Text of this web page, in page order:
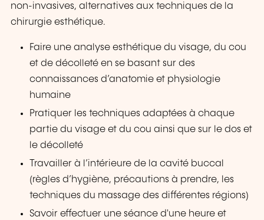
non-invasives, alternatives aux techniques de la
chirurgie esthétique.
Faire une analyse esthétique du visage, du cou
et de décolleté en se basant sur des
connaissances d’anatomie et physiologie
humaine
Pratiquer les techniques adaptées à chaque
partie du visage et du cou ainsi que sur le dos et
le décolleté
Travailler à l’intérieure de la cavité buccal
(règles d’hygiène, précautions à prendre, les
techniques du massage des différentes régions)
Savoir effectuer une séance d'une heure et